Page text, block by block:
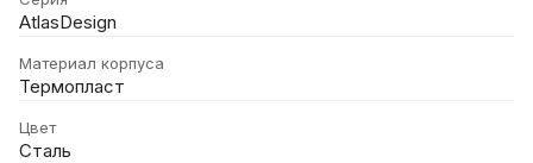
AtlasDesign
Материал корпуса
Термопласт
Цвет
Сталь